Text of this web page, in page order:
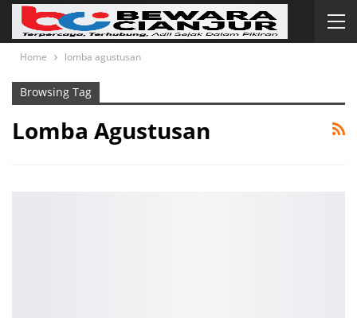
Home lomba agustusan
Browsing Tag
Lomba Agustusan